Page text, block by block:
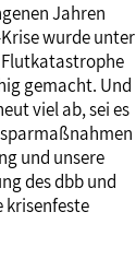
Jahren
wurde unter
gemacht. Und
viel ab, sei es
und unsere
des dbb und
krisenfeste